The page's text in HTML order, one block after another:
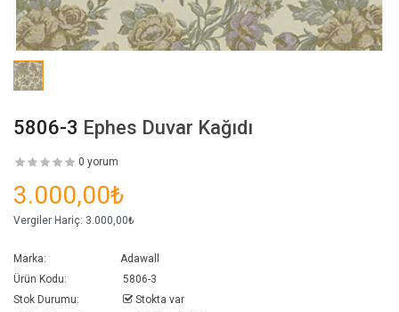
5806-3 Ephes Duvar Kağıdı
0 yorum
3.000,00₺
Vergiler Hariç: 3.000,00₺
Marka:
Adawall
Ürün Kodu:
5806-3
Stok Durumu:
Stokta var